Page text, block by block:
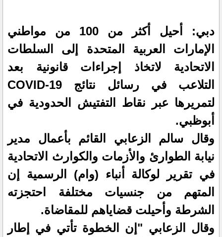
دبي: أحيل أكثر من 100 من مواطني
الإمارات العربية المتحدة إلى السلطات
الاتحادية لاتخاذ إجراءات قانونية بعد
التلاعب في رسائل نتائج COVID-19
لتمريرها عبر نقاط التفتيش الحدودية في
أبوظبي.
وقال سالم الزعابي القائم بأعمال مدير
نيابة الطوارئ والأزمات والكوارث الاتحادية
في تقرير لوكالة أنباء (وام) الرسمية إن
المتهم من جنسيات مختلفة احتجزته
الشرطة وأحيلت قضاياهم للمقاضاة.
وقال الزعابي "إن الخطوة تأتي في إطار